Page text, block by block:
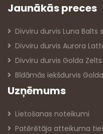
Jaunākās preces
Divviru durvis Luna Balts
Divviru durvis Aurora
Divviru durvis Golda
Bīdāmās iekšdurvis
Uzņēmums
Lietošanas noteikumi
Patērētāja atteikuma